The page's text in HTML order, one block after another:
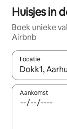
Huisjes in
Boek unieke
Airbnb
Locatie
Wanneer er
Aankomst